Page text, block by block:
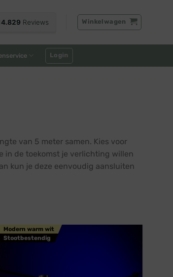
Winkelwagen
Login
van 5 meter samen. Kies voor
in de toekomst je verlichting willen
kun je deze eenvoudig aansluiten
Modern warm wit
Stootbestendig